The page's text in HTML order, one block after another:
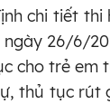
chi tiết thi
ngày 26/6/
cho trẻ em
thủ tục rút